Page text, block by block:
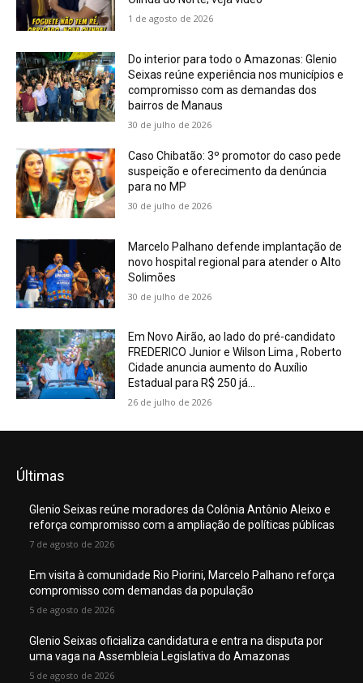
1 de agosto de 2026
Do interior para todo o Amazonas: Glenio
Seixas reúne experiência nos municípios e
compromisso com as demandas dos
bairros de Manaus
30 de julho de 2026
Caso Chibatão: 3º promotor do caso pede
suspeição e oferecimento da denúncia
para no MP
30 de julho de 2026
Marcelo Palhano defende implantação de
novo hospital regional para atender o Alto
Solimões
30 de julho de 2026
Em Novo Airão, ao lado do pré-candidato
FREDERICO Junior e Wilson Lima , Roberto
Cidade anuncia aumento do Auxílio
Estadual para R$ 250 já...
26 de julho de 2026
Últimas
Glenio Seixas reúne moradores da Colônia Antônio Aleixo e
reforça compromisso com a ampliação de políticas públicas
7 de agosto de 2026
Em visita à comunidade Rio Piorini, Marcelo Palhano reforça
compromisso com demandas da população
5 de agosto de 2026
Glenio Seixas oficializa candidatura e entra na disputa por
uma vaga na Assembleia Legislativa do Amazonas
5 de agosto de 2026